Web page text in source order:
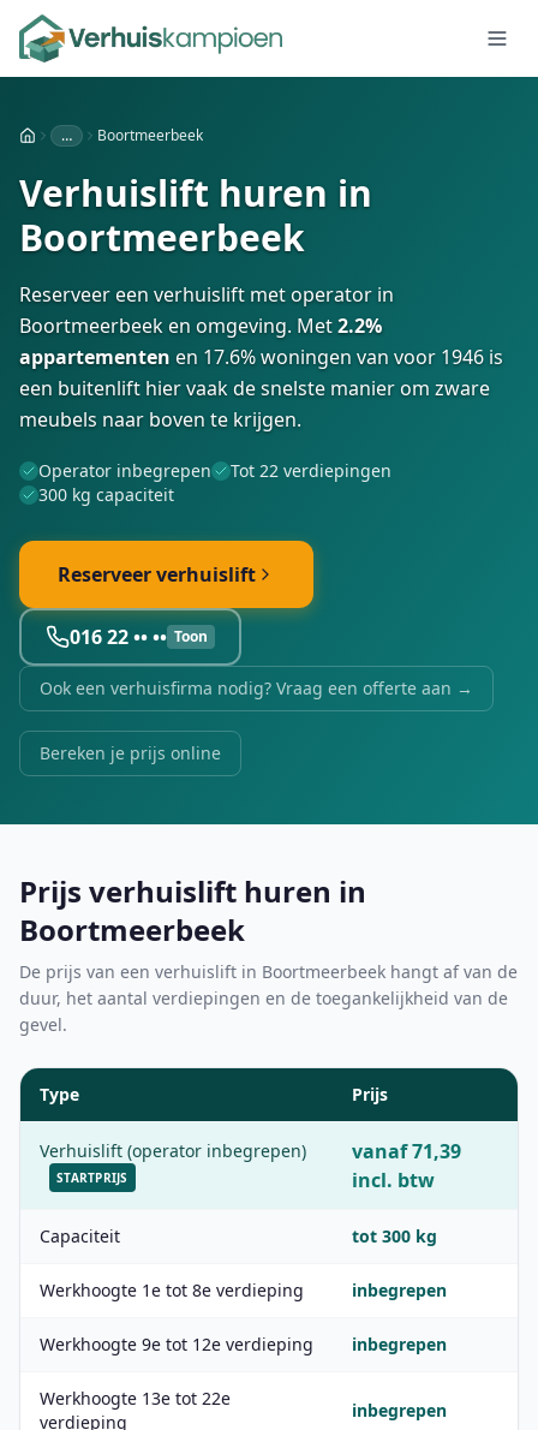
Home… Boortmeerbeek
Verhuislift huren in
Boortmeerbeek
Reserveer een verhuislift met operator in
Boortmeerbeek en omgeving. Met2.2%
appartementen en 17.6% woningen van voor 1946 is
een buitenlift hier vaak de snelste manier om zware
meubels naar boven te krijgen.
Operator inbegrepen
Tot 22 verdiepingen
300 kg capaciteit
Reserveer verhuislift
016 22 •• •• Toon
Ook een verhuisfirma nodig? Vraag een offerte aan →
Bereken je prijs online
Prijs verhuislift huren in
Boortmeerbeek
De prijs van een verhuislift in Boortmeerbeek hangt af van de
duur, het aantal verdiepingen en de toegankelijkheid van de
gevel.
Type Prijs
Verhuislift (operator inbegrepen)
STARTPRIJS
vanaf 71,39
incl. btw
Capaciteit tot 300 kg
Werkhoogte 1e tot 8e verdieping inbegrepen
Werkhoogte 9e tot 12e verdieping inbegrepen
Werkhoogte 13e tot 22e
verdieping
inbegrepen